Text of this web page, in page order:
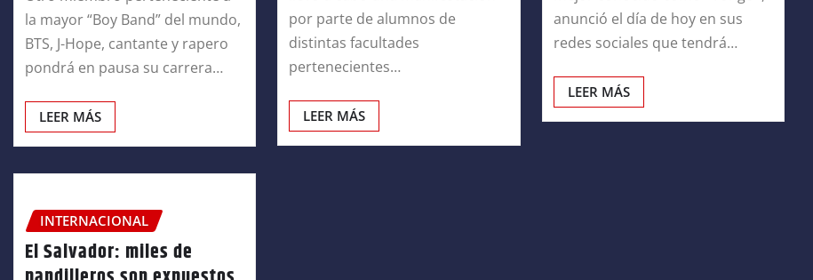
la mayor “Boy Band” del mundo,
BTS, J-Hope, cantante y rapero
pondrá en pausa su carrera…
LEER MÁS
por parte de alumnos de
distintas facultades
pertenecientes…
LEER MÁS
anunció el día de hoy en sus
redes sociales que tendrá…
LEER MÁS
INTERNACIONAL
El Salvador: miles de